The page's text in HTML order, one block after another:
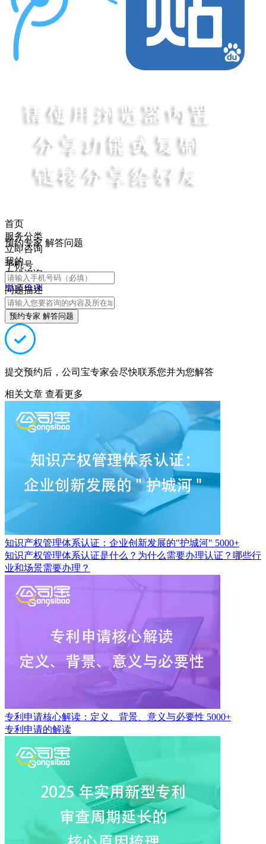
首页
服务分类
立即咨询
我的
在线咨询
电话咨询
预约专家 解答问题
手机号
问题描述
预约专家 解答问题
提交预约后，公司宝专家会尽快联系您并为您解答
相关文章 查看更多
知识产权管理体系认证：企业创新发展的"护城河" 5000+
知识产权管理体系认证是什么？为什么需要办理认证？哪些行
业和场景需要办理？
专利申请核心解读：定义、背景、意义与必要性 5000+
专利申请的解读